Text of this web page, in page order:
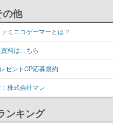
の他
ミニコゲーマーとは？
料はこちら
ゼントCP応募規約
株式会社マレ
ンキング